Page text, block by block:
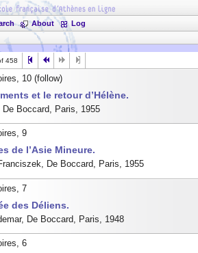
About Log
458
10 (follow)
et le retour d’Hélène.
De Boccard, Paris 1955
9
de l’Asie Mineure.
, De Boccard, Paris, 1955
7
des Déliens.
, De Boccard, Paris 1948
6